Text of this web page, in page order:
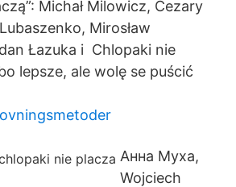
Michał Milowicz, Cezary
Mirosław
Łazuka i Chlopaki nie
lepsze, ale wolę se puścić
Анна Муха,
Wojciech